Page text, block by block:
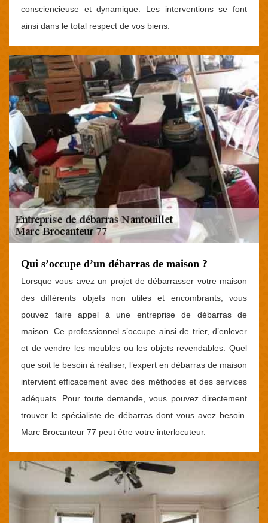
consciencieuse et dynamique. Les interventions se font
ainsi dans le total respect de vos biens.
Qui s’occupe d’un débarras de maison ?
Lorsque vous avez un projet de débarrasser votre maison
des différents objets non utiles et encombrants, vous
pouvez faire appel à une entreprise de débarras de
maison. Ce professionnel s’occupe ainsi de trier, d’enlever
et de vendre les meubles ou les objets revendables. Quel
que soit le besoin à réaliser, l’expert en débarras de maison
intervient efficacement avec des méthodes et des services
adéquats. Pour toute demande, vous pouvez directement
trouver le spécialiste de débarras dont vous avez besoin.
Marc Brocanteur 77 peut être votre interlocuteur.